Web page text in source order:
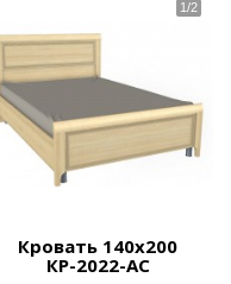
Кровать 140х200
КР-2022-АС